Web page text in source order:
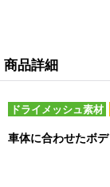
商品詳細
ドライメッシュ素材
車体に合わせたボ